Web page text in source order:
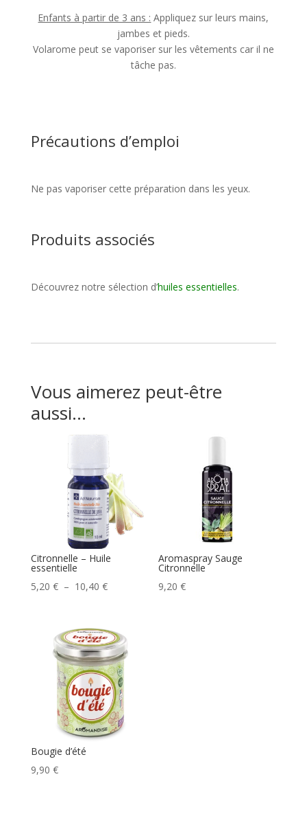
Enfants à partir de 3 ans : Appliquez sur leurs mains,
jambes et pieds.
Volarome peut se vaporiser sur les vêtements car il ne
tâche pas.
Précautions d’emploi
Ne pas vaporiser cette préparation dans les yeux.
Produits associés
Découvrez notre sélection d’huiles essentielles.
Vous aimerez peut-être
aussi…
Citronnelle – Huile
essentielle
5,20 € – 10,40 €Plage
5,20 €
à
10,40 €
Aromaspray Sauge
Citronnelle
9,20€
Bougie d’été
9,90 €